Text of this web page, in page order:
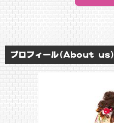
プロフィール(About us)